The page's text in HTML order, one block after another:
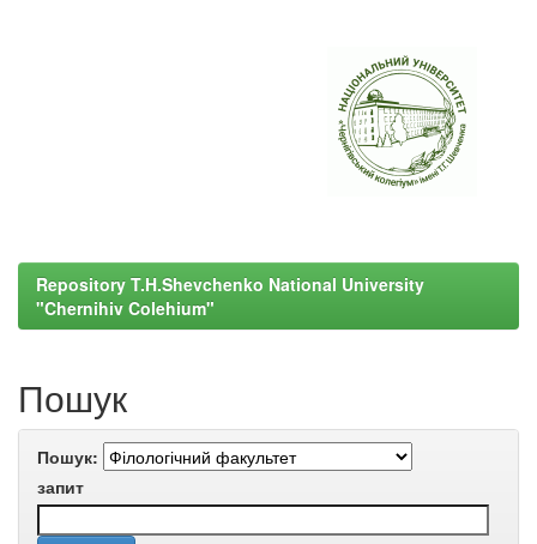
Repository T.H.Shevchenko National University
"Chernihiv Colehium"
Пошук
Пошук:
запит